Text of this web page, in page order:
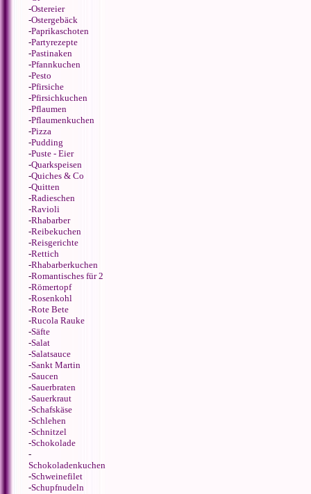
-Ostereier
-Ostergebäck
-Paprikaschoten
-Partyrezepte
-Pastinaken
-Pfannkuchen
-Pesto
-Pfirsiche
-Pfirsichkuchen
-Pflaumen
-Pflaumenkuchen
-Pizza
-Pudding
-Puste - Eier
-Quarkspeisen
-Quiches & Co
-Quitten
-Radieschen
-Ravioli
-Rhabarber
-Reibekuchen
-Reisgerichte
-Rettich
-Rhabarberkuchen
-Romantisches für 2
-Römertopf
-Rosenkohl
-Rote Bete
-Rucola Rauke
-Säfte
-Salat
-Salatsauce
-Sankt Martin
-Saucen
-Sauerbraten
-Sauerkraut
-Schafskäse
-Schlehen
-Schnitzel
-Schokolade
-
Schokoladenkuchen
-Schweinefilet
-Schupfnudeln